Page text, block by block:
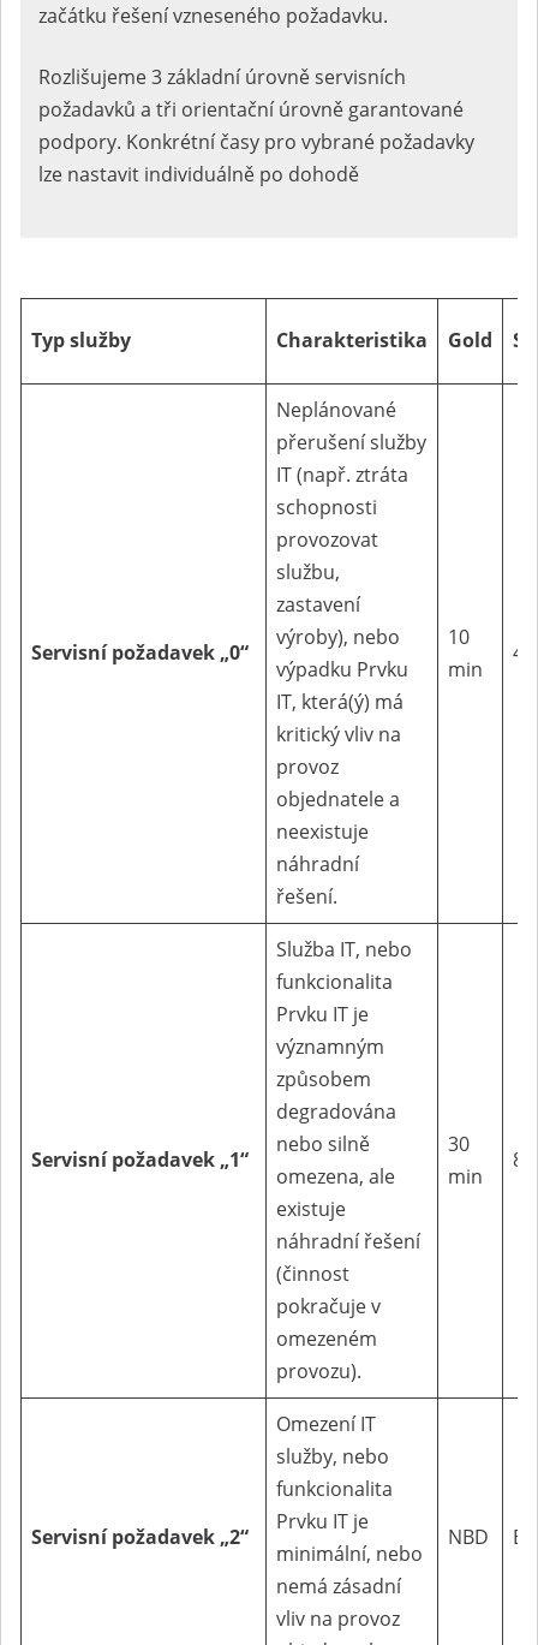
začátku řešení vzneseného požadavku.
Rozlišujeme 3 základní úrovně servisních
požadavků a tři orientační úrovně garantované
podpory. Konkrétní časy pro vybrané požadavky
lze nastavit individuálně po dohodě
Typ služby Charakteristika Gold
Servisnípožadavek „0“
Neplánované
přerušení služby
IT (např. ztráta
schopnosti
provozovat
službu,
zastavení
výroby), nebo
výpadku Prvku
IT, která(ý) má
kritický vliv na
provoz
objednatele a
neexistuje
náhradní
řešení.
10
min
4
Servisnípožadavek „1“
Služba IT, nebo
funkcionalita
Prvku IT je
významným
způsobem
degradována
nebo silně
omezena, ale
existuje
náhradní řešení
(činnost
pokračuje v
omezeném
provozu).
30
min
8
Servisnípožadavek „2“
Omezení IT
služby, nebo
funkcionalita
Prvku IT je
minimální, nebo
nemá zásadní
vliv na provoz
NBD BE